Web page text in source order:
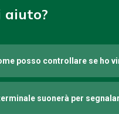
aiuto?
posso controllare se ho
terminale suonerà per